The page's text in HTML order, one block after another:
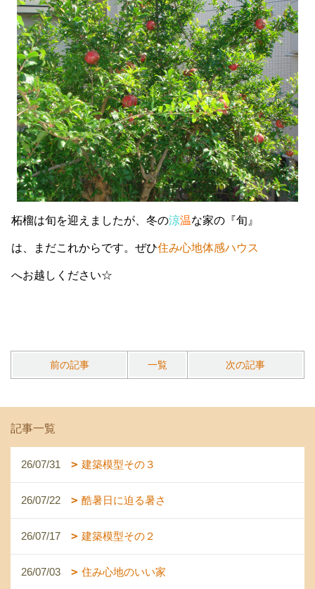
柘榴は旬を迎えましたが、冬の涼温な家の『旬』
は、まだこれからです。ぜひ住み心地体感ハウス
へお越しください☆
前の記事 一覧 次の記事
記事一覧
26/07/31 建築模型その３
26/07/22 酷暑日に迫る暑さ
26/07/17 建築模型その２
26/07/03 住み心地のいい家